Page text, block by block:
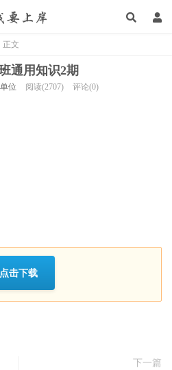
正文
通用知识2期
位 阅读(2707) 评论(0)
点击下载
下一篇